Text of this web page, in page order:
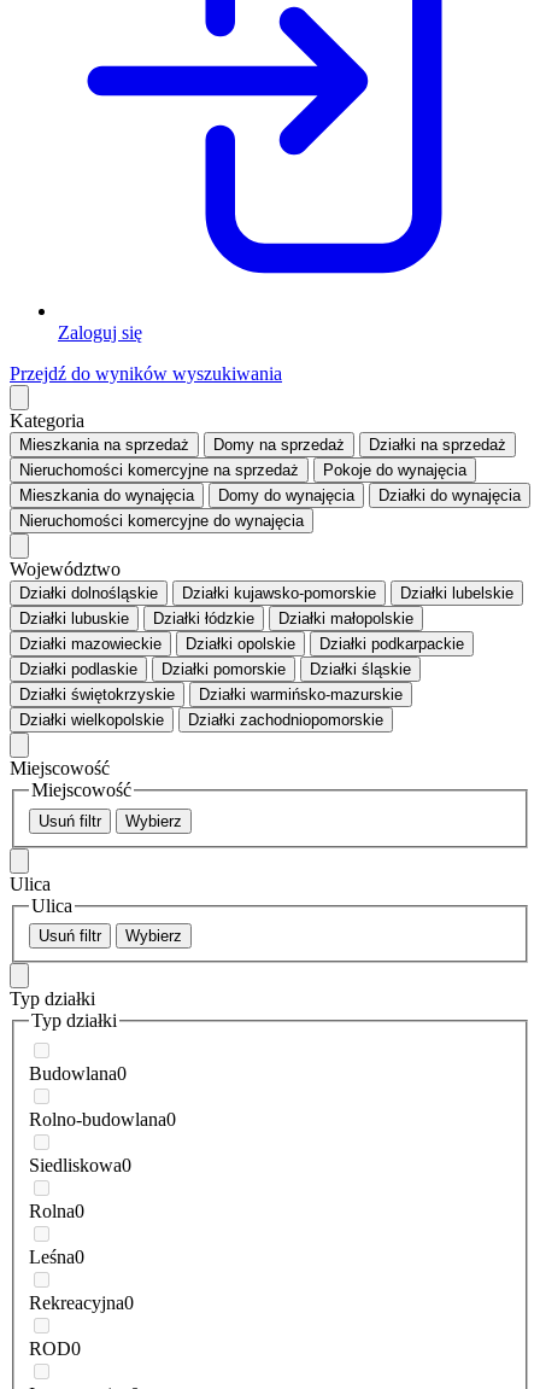
Zaloguj się
Przejdź do wyników wyszukiwania
Kategoria
Mieszkaniana sprzedaż Domy na sprzedaż Działki na sprzedaż
Nieruchomości komercyjne na sprzedaż Pokoje do wynajęcia
Mieszkaniado wynajęcia Domy do wynajęcia Działki do wynajęcia
Nieruchomości komercyjne do wynajęcia
Województwo
Działki dolnośląskie Działki kujawsko-pomorskie
Działki lubelskie
Działki lubuskie
Działki łódzkie
Działki małopolskie
Działki mazowieckie
Działki opolskie
Działki podkarpackie
Działki podlaskie
Działki pomorskie
Działki śląskie
Działki świętokrzyskie
Działki warmińsko-mazurskie
Działki wielkopolskie
Działki zachodniopomorskie
Miejscowość
Miejscowość
Usuń filtr Wybierz
Ulica
Ulica
Usuń filtr Wybierz
Typ działki
Typ działki
Budowlana0
Rolno-budowlana0
Siedliskowa0
Rolna0
Leśna0
Rekreacyjna0
ROD0